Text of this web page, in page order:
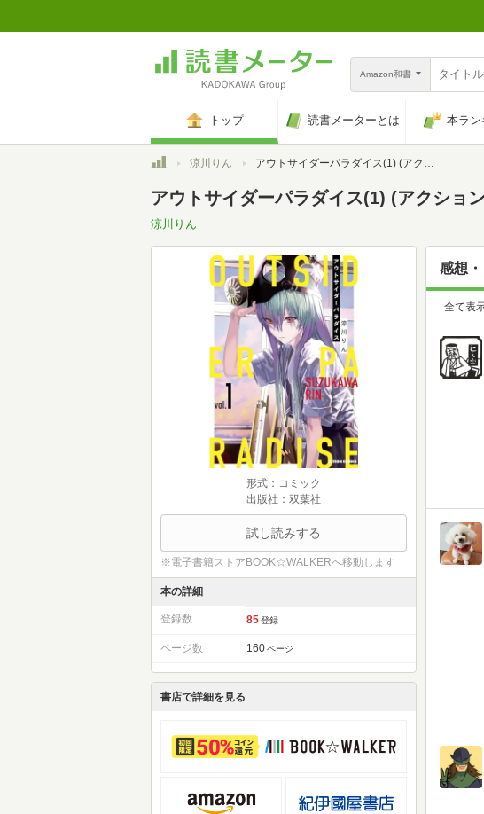
Amazon和書
トップ 読書メーターとは 本ラン
トップ涼川りん アウトサイダーパラダイス(1) (アクションコミックス)
アウトサイダーパラダイス(1) (アクショ
涼川りん
形式：コミック
出版社：双葉社
試し読みする
※電子書籍ストアBOOK☆WALKERへ移動します
本の詳細
登録数 85 登録
ページ数 160 ページ
書店で詳細を見る
感想
全て表